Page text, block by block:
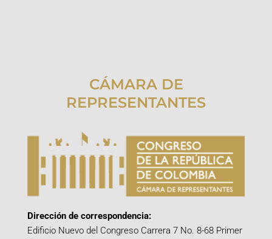
CÁMARA DE
REPRESENTANTES
Dirección de correspondencia:
Edificio Nuevo del Congreso Carrera 7 No. 8-68 Primer